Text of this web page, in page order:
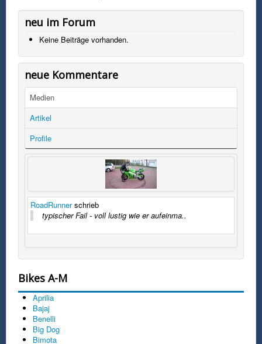
neu im Forum
Keine Beiträge vorhanden.
neue Kommentare
Medien
Artikel
Profile
RoadRunnerschrieb
typischer Fail - voll lustig wie er aufeinma..
Bikes A-M
Aprilia
Bajaj
Benelli
Big Dog
Bimota